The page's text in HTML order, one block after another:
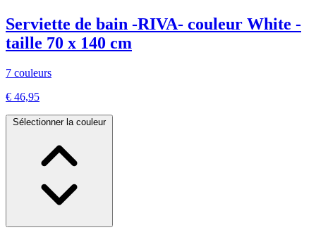
Serviette de bain -RIVA- couleur White -
taille 70 x 140 cm
7 couleurs
€ 46,95
Sélectionner la couleur